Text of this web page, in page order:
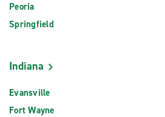
Peoria
Springfield
Indiana
Evansville
Fort Wayne